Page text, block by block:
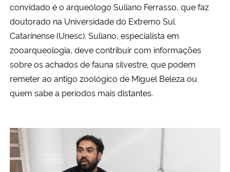
convidado é o arqueólogo Suliano Ferrasso, que faz
doutorado na Universidade do Extremo Sul
Catarinense (Unesc). Suliano, especialista em
zooarqueologia, deve contribuir com informações
sobre os achados de fauna silvestre, que podem
remeter ao antigo zoológico de Miguel Beleza ou
quem sabe a períodos mais distantes.